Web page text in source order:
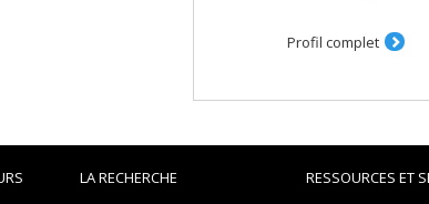
Profil complet
LA RECHERCHE RESSOURCES ET